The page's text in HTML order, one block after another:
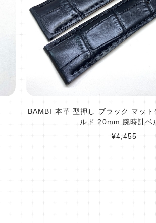
BAMBI 本革 型押し ブラック マッ
ルド 20mm 腕時計ベ
¥4,455